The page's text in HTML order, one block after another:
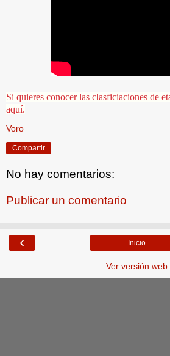
Si quieres conocer las clasficiaciones de
aquí.
Voro
Compartir
No hay comentarios:
Publicar un comentario
‹ Inicio
Ver versión web